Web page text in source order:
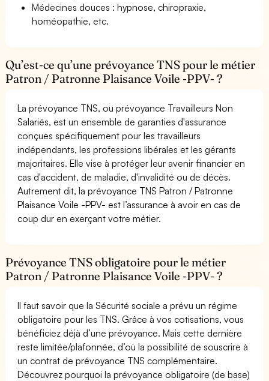
Médecines douces : hypnose, chiropraxie,
homéopathie, etc.
Qu’est-ce qu’une prévoyance TNS pour le métier
Patron / Patronne Plaisance Voile -PPV- ?
La prévoyance TNS, ou prévoyance Travailleurs Non
Salariés, est un ensemble de garanties d'assurance
conçues spécifiquement pour les travailleurs
indépendants, les professions libérales et les gérants
majoritaires. Elle vise à protéger leur avenir financier en
cas d'accident, de maladie, d'invalidité ou de décès.
Autrement dit, la prévoyance TNS Patron / Patronne
Plaisance Voile -PPV- est l’assurance à avoir en cas de
coup dur en exerçant votre métier.
Prévoyance TNS obligatoire pour le métier
Patron / Patronne Plaisance Voile -PPV- ?
Il faut savoir que la Sécurité sociale a prévu un régime
obligatoire pour les TNS. Grâce à vos cotisations, vous
bénéficiez déjà d’une prévoyance. Mais cette dernière
reste limitée/plafonnée, d’où la possibilité de souscrire à
un contrat de prévoyance TNS complémentaire.
Découvrez pourquoi la prévoyance obligatoire (de base)